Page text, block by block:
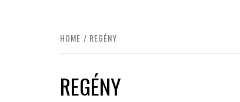
HOME REGÉNY
REGÉNY